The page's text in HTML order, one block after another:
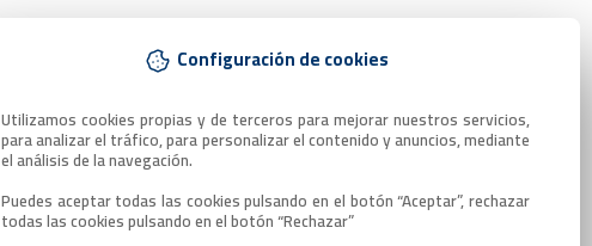
Configuración de cookies
Utilizamos cookies propias y de terceros para mejorar nuestros servicios,
para analizar el tráfico, para personalizar el contenido y anuncios, mediante
el análisis de la navegación.
Puedes aceptar todas las cookies pulsando en el botón “Aceptar”, rechazar
todas las cookies pulsando en el botón “Rechazar”